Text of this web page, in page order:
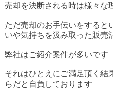
売却を決断される時は様々な
ただ売却のお手伝いをすると
いや気持ちを汲み取った販売
弊社はご紹介案件が多いです
それはひとえにご満足頂く結
らだと自負しております